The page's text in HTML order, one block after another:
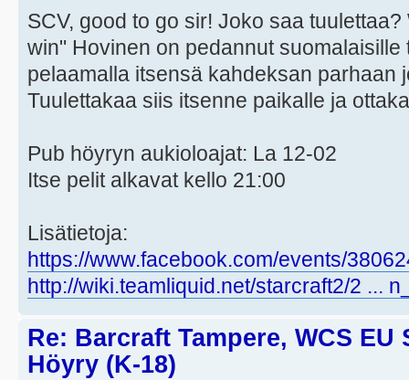
SCV, good to go sir! Joko saa
win" Hovinen on pedannut
pelaamalla itsensä kahdeksan parhaan
Tuulettakaa siis itsenne paikalle ja
Pub höyryn aukioloajat: La 12-02
Itse pelit alkavat kello 21:00
Lisätietoja:
https://www.facebook.com/events/
http://wiki.teamliquid.net/starcraft2/2 ...
Re: Barcraft Tampere, WCS EU
Höyry (K-18)